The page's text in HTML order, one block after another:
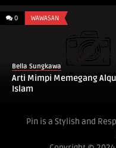
0 WAWASAN
Bella Sungkawa
Arti Mimpi Memegang
Islam
Pin is a Stylish and